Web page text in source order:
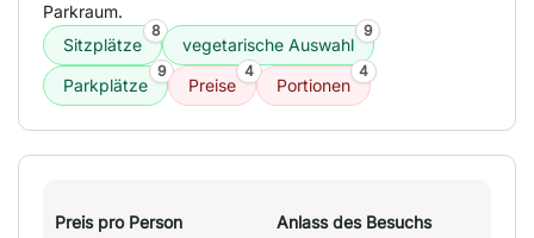
Parkraum.
Sitzplätze
8
vegetarische Auswahl
9
Parkplätze
9
Preise
4
Portionen
4
Preis pro Person Anlass des Besuchs